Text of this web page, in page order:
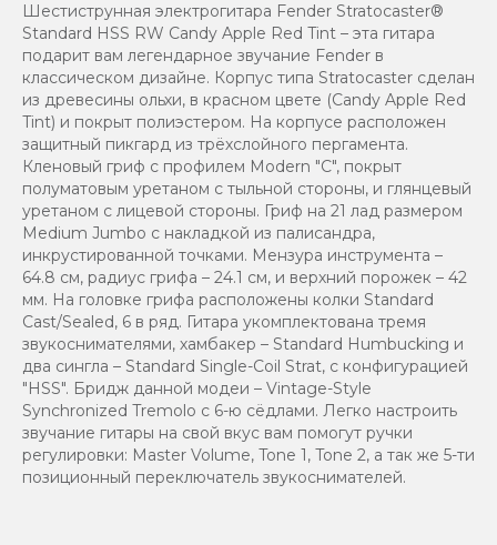
Шестиструнная электрогитара Fender Stratocaster®
Standard HSS RW Candy Apple Red Tint – эта гитара
подарит вам легендарное звучание Fender в
классическом дизайне. Корпус типа Stratocaster сделан
из древесины ольхи, в красном цвете (Candy Apple Red
Tint) и покрыт полиэстером. На корпусе расположен
защитный пикгард из трёхслойного пергамента.
Кленовый гриф с профилем Modern "C", покрыт
полуматовым уретаном с тыльной стороны, и глянцевый
уретаном с лицевой стороны. Гриф на 21 лад размером
Medium Jumbo с накладкой из палисандра,
инкрустированной точками. Мензура инструмента –
64.8 см, радиус грифа – 24.1 см, и верхний порожек – 42
мм. На головке грифа расположены колки Standard
Cast/Sealed, 6 в ряд. Гитара укомплектована тремя
звукоснимателями, хамбакер – Standard Humbucking и
два сингла – Standard Single-Coil Strat, с конфигурацией
"HSS". Бридж данной модеи – Vintage-Style
Synchronized Tremolo с 6-ю сёдлами. Легко настроить
звучание гитары на свой вкус вам помогут ручки
регулировки: Master Volume, Tone 1, Tone 2, а так же 5-ти
позиционный переключатель звукоснимателей.